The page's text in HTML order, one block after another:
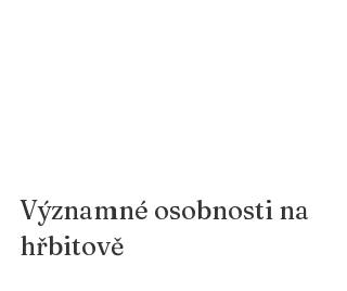
Významné osobnosti na
hřbitově